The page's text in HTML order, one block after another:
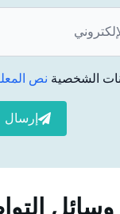
بإعادة تشكيل
بنية أسنانك ونوع
لك بالتشاور مع
توصيات طبيب
الشخصية نص
إرسال